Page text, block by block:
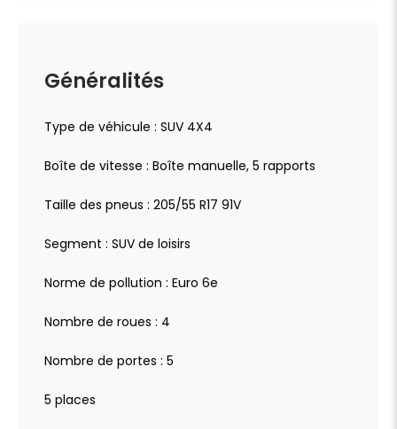
Généralités
Type de véhicule : SUV 4X4
Boîte de vitesse : Boîte manuelle, 5 rapports
Taille des pneus : 205/55 R17 91V
Segment : SUV de loisirs
Norme de pollution : Euro 6e
Nombre de roues : 4
Nombre de portes : 5
5 places